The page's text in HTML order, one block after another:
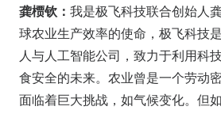
龚槚钦： 我是极飞科技联合创始人
球农业生产效率的使命，极飞科技
人与人工智能公司，致力于利用科
食安全的未来。农业曾是一个劳动
面临着巨大挑战，如气候变化。但